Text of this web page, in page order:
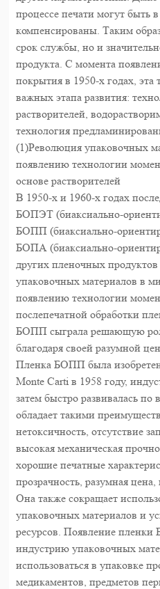
процессе печати могут быть
компенсированы. Таким
срок службы, но и
продукта. С момента
покрытия в 1950-х годах,
важных этапа развития:
растворителей,
технология
(1)Революция упаковочных
появлению технологии
основе растворителей
В 1950-х и 1960-х годах
БОПЭТ (биаксиально-
БОПП (биаксиально-
БОПА (биаксиально-
других пленочных
упаковочных материалов в
появлению технологии
послепечатной обработки
БОПП сыграла решающую
благодаря своей разумной
Пленка БОПП была
Monte Carti в 1958 году,
затем быстро развивалась
обладает такими
нетоксичность, отсутствие
высокая механическая
хорошие печатные
прозрачность, разумная цена,
Она также сокращает
упаковочных материалов и
ресурсов. Появление
индустрию упаковочных
использоваться в упаковке
медикаментов, предметов